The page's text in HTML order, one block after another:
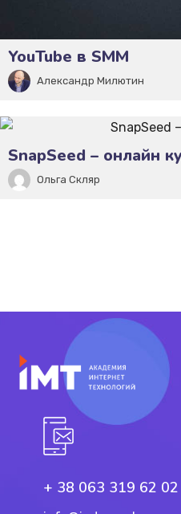
YouTube в SMM
Александр Милютин
SnapSeed – онлайн
Ольга Скляр
+ 38 063 319 62 02